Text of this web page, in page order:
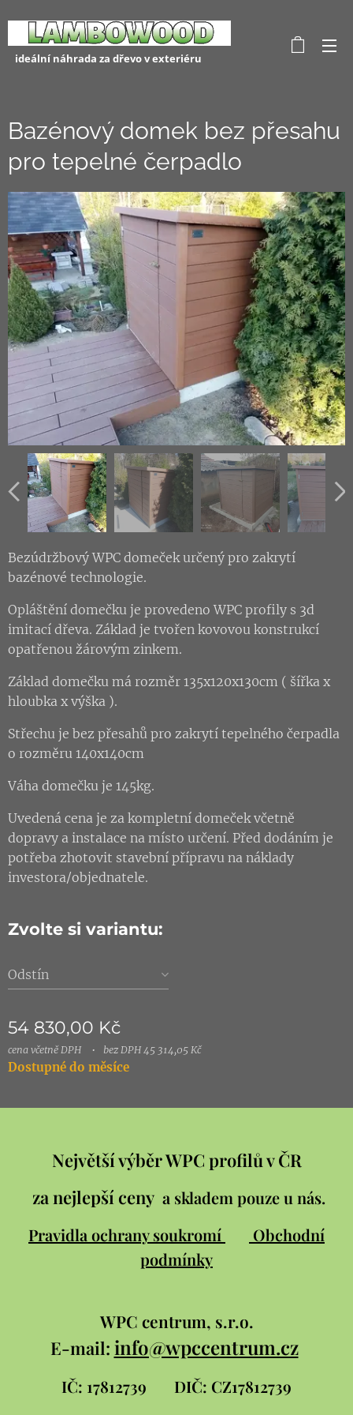
ideální náhrada za dřevo v exteriéru
Bazénový domek bez přesahu
pro tepelné čerpadlo
Bezúdržbový WPC domeček určený pro zakrytí
bazénové technologie.
Opláštění domečku je provedeno WPC profily s 3d
imitací dřeva. Základ je tvořen kovovou konstrukcí
opatřenou žárovým zinkem.
Základ domečku má rozměr 135x120x130cm ( šířka x
hloubka x výška ).
Střechu je bez přesahů pro zakrytí tepelného čerpadla
o rozměru 140x140cm
Váha domečku je 145kg.
Uvedená cena je za kompletní domeček včetně
dopravy a instalace na místo určení. Před dodáním je
potřeba zhotovit stavební přípravu na náklady
investora/objednatele.
Zvolte si variantu:
Odstín
54 830,00 Kč
cena včetně DPH bez DPH 45 314,05 Kč
Dostupné do měsíce
Největší výběr WPC profilů v ČR
za nejlepší ceny a skladem pouze u nás.
Pravidla ochrany soukromí
Obchodní
podmínky
WPC centrum, s.r.o.
E-mail: info@wpccentrum.cz
IČ: 17812739 DIČ: CZ17812739